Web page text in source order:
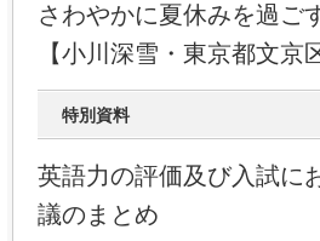
さわやかに夏休みを過ご
【小川深雪・東京都文
特別資料
英語力の評価及び入試に
議のまとめ